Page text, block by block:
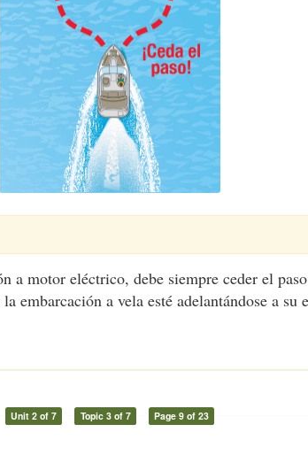
a motor eléctrico, debe siempre ceder el
embarcación a vela esté adelantándose a su
Unit 2 of 7 Topic 3 of 7 Page 9 of 23